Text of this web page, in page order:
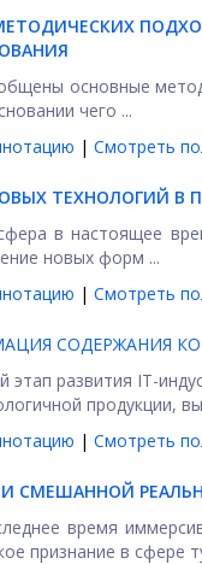
основные
чего ...
| Смотреть
ТЕХНОЛОГИЙ В
в настоящее
новых форм ...
| Смотреть
СОДЕРЖАНИЯ
этап развития IT-
продукции,
| Смотреть
СМЕШАННОЙ
время
признание в сфере